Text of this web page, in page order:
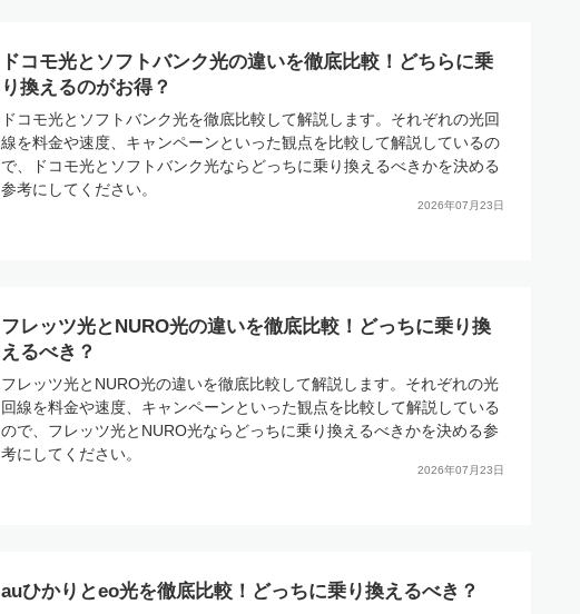
ドコモ光とソフトバンク光の違いを徹底比較！どちらに乗
り換えるのがお得？
ドコモ光とソフトバンク光を徹底比較して解説します。それぞれの光回
線を料金や速度、キャンペーンといった観点を比較して解説しているの
で、ドコモ光とソフトバンク光ならどっちに乗り換えるべきかを決める
参考にしてください。
2026年07月23日
フレッツ光とNURO光の違いを徹底比較！どっちに乗り換
えるべき？
フレッツ光とNURO光の違いを徹底比較して解説します。それぞれの光
回線を料金や速度、キャンペーンといった観点を比較して解説している
ので、フレッツ光とNURO光ならどっちに乗り換えるべきかを決める参
考にしてください。
2026年07月23日
auひかりとeo光を徹底比較！どっちに乗り換えるべき？